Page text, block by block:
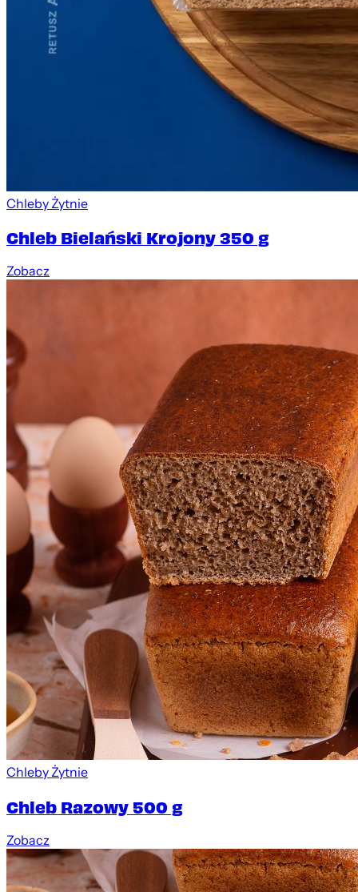
Chleby Żytnie
Chleb Bielański Krojony 350 g
Zobacz
Chleby Żytnie
Chleb Razowy 500 g
Zobacz